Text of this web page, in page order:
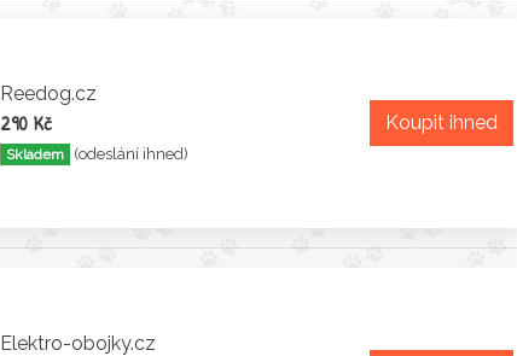
Reedog.cz
290 Kč
Skladem (odeslání ihned)
Koupit ihned
Elektro-obojky.cz